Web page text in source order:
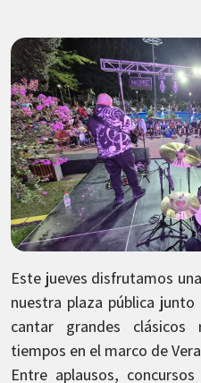
Este jueves disfrutamos
nuestra plaza pública junto
cantar grandes
tiempos en el marco de
Entre aplausos,